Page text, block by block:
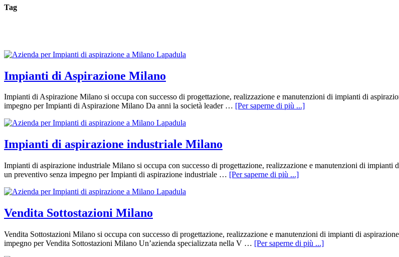
Tag
Impianti di Aspirazione Milano
Impianti di Aspirazione Milano si occupa con successo di progettazione, realizzazione e manutenzioni di impianti di
impegno per Impianti di Aspirazione Milano Da anni la società leader … [Per saperne di più ...]
Impianti di aspirazione industriale Milano
Impianti di aspirazione industriale Milano si occupa con successo di progettazione, realizzazione e manutenzioni di
un preventivo senza impegno per Impianti di aspirazione industriale … [Per saperne di più ...]
Vendita Sottostazioni Milano
Vendita Sottostazioni Milano si occupa con successo di progettazione, realizzazione e manutenzioni di impianti di
impegno per Vendita Sottostazioni Milano Un’azienda specializzata nella V … [Per saperne di più ...]